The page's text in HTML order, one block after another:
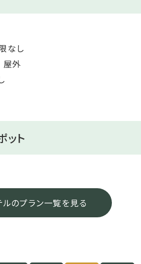
なし
屋外
ット
ルのプラン一覧を見る